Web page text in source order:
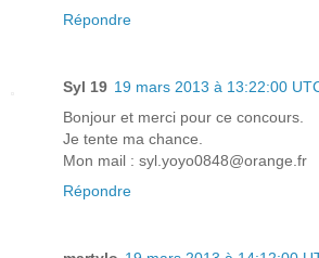
Répondre
Syl 19 19 mars 2013 à 13:22:00
Bonjour et merci pour ce concours.
Je tente ma chance.
Mon mail : syl.yoyo0848@orange.fr
Répondre